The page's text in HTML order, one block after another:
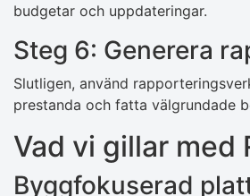
budgetar och uppdateringar.
Steg 6: Generera
Slutligen, använd
prestanda och fatta välgrundade
Vad vi gillar med
Byggfokuserad